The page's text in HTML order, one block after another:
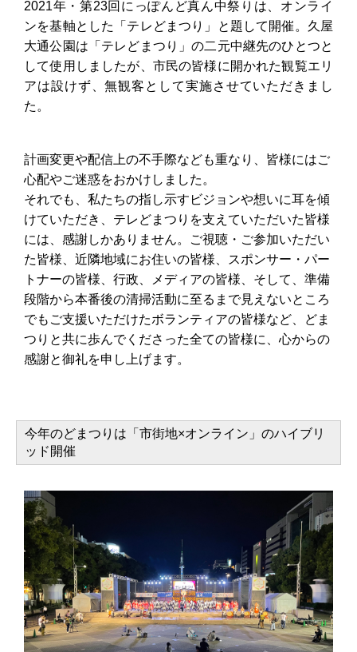
2021年・第23回にっぽんど真ん中祭りは、オンライ
ンを基軸とした「テレどまつり」と題して開催。久屋
大通公園は「テレどまつり」の二元中継先のひとつと
して使用しましたが、市民の皆様に開かれた観覧エリ
アは設けず、無観客として実施させていただきまし
た。
計画変更や配信上の不手際なども重なり、皆様にはご
心配やご迷惑をおかけしました。
それでも、私たちの指し示すビジョンや想いに耳を傾
けていただき、テレどまつりを支えていただいた皆様
には、感謝しかありません。ご視聴・ご参加いただい
た皆様、近隣地域にお住いの皆様、スポンサー・パー
トナーの皆様、行政、メディアの皆様、そして、準備
段階から本番後の清掃活動に至るまで見えないところ
でもご支援いただけたボランティアの皆様など、どま
つりと共に歩んでくださった全ての皆様に、心からの
感謝と御礼を申し上げます。
今年のどまつりは「市街地×オンライン」のハイブリ
ッド開催